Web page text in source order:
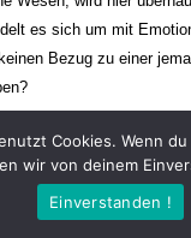
es sich um mit
Bezug zu einer
stehen sich dabei
Es soll dabei eine
erzeugt werden. Die
Cookies. Wenn
wir von deinem
Einverstanden !